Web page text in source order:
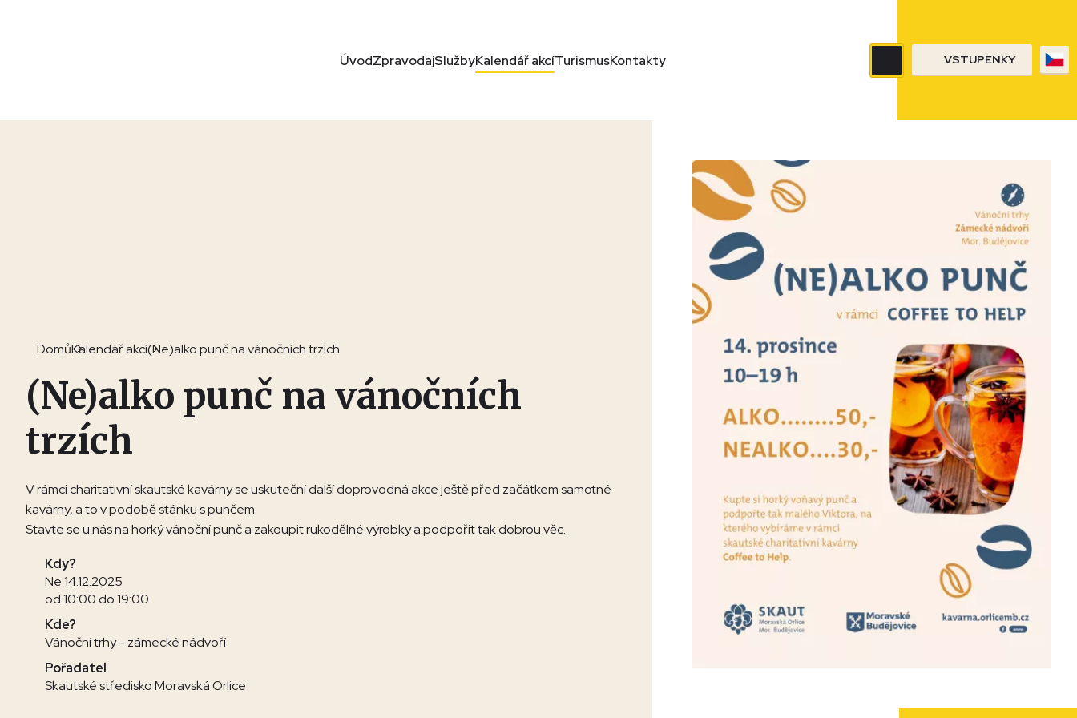
ÚvodZpravodajSlužbyKalendář akcíTurismusKontakty VSTUPENKY
DomůKalendář akcí(Ne)alko punč na vánočních trzích
(Ne)alko punč na vánočních
trzích
V rámci charitativní skautské kavárny se uskuteční další doprovodná akce ještě před začátkem samotné
kavárny, a to v podobě stánku s punčem.
Stavte se u nás na horký vánoční punč a zakoupit rukodělné výrobky a podpořit tak dobrou věc.
Kdy?
Ne 14.12.2025
od 10:00 do 19:00
Kde?
Vánoční trhy - zámecké nádvoří
Pořadatel
Skautské středisko Moravská Orlice